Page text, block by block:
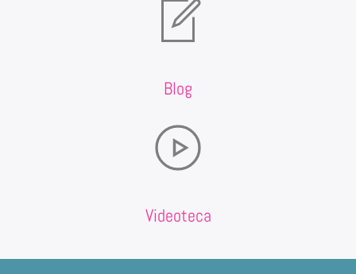
Blog
Videoteca